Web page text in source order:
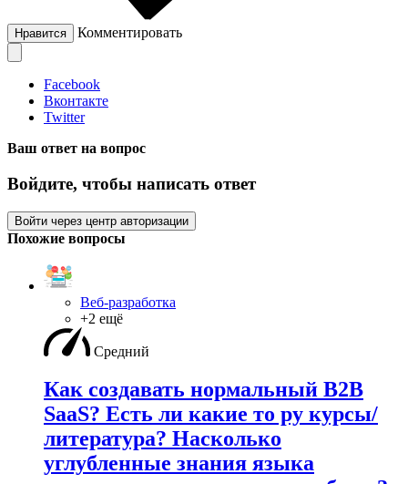
Нравится Комментировать
Facebook
Вконтакте
Twitter
Ваш ответ на вопрос
Войдите, чтобы написать ответ
Войти через центр авторизации
Похожие вопросы
Веб-разработка
+2 ещё
Средний
Как создавать нормальный B2B
SaaS? Есть ли какие то ру курсы/
литература? Насколько
углубленные знания языка